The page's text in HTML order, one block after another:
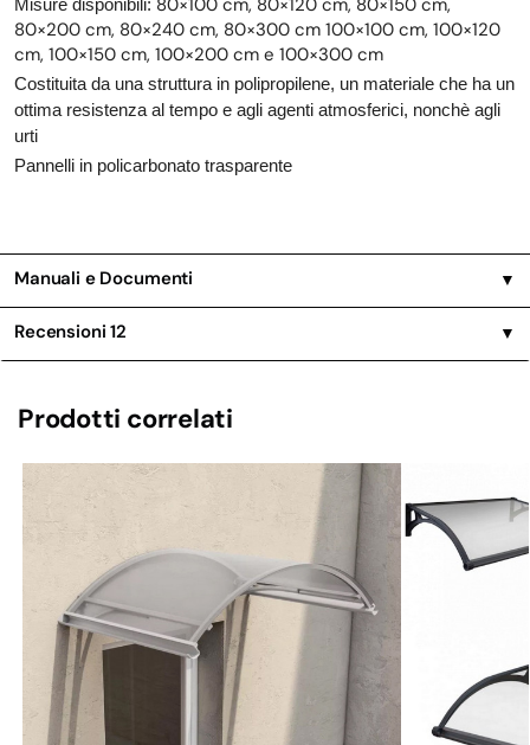
80×200 cm, 80×240 cm, 80×300 cm 100×100 cm, 100×120
cm, 100×150 cm, 100×200 cm e 100×300 cm
Costituita da una struttura in polipropilene, un materiale che ha un
ottima resistenza al tempo e agli agenti atmosferici, nonchè agli
urti
Pannelli in policarbonato trasparente
Manuali e Documenti ▼
Recensioni12 ▼
Prodotti correlati